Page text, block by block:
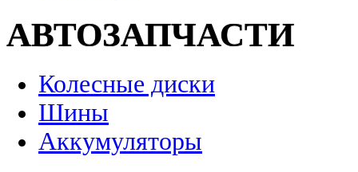
АВТОЗАПЧАСТИ
Колесные диски
Шины
Аккумуляторы